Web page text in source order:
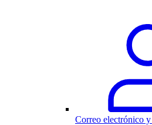
Correo electrónico